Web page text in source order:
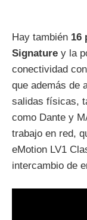
Hay también 16
Signature y la
conectividad
que además de
salidas físicas,
como Dante y
trabajo en red,
eMotion LV1
intercambio de